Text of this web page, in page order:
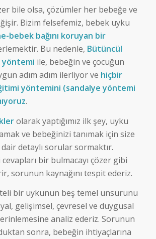
bile olsa, çözümler her bebeğe ve
Bizim felsefemiz, bebek uyku
bebek bağını koruyan bir
Bu nedenle, Bütüncül
yöntemi ile, bebeğin ve çocuğun
adım adım ilerliyor ve hiçbir
yöntemini (sandalye yöntemi
.
olarak yaptığımız ilk şey, uyku
ve bebeğinizi tanımak için size
detaylı sorular sormaktır.
bir bulmacayı çözer gibi
sorunun kaynağını tespit ederiz.
bir uykunun beş temel unsurunu
gelişimsel, çevresel ve duygusal
analiz ederiz. Sorunun
sonra, bebeğin ihtiyaçlarına